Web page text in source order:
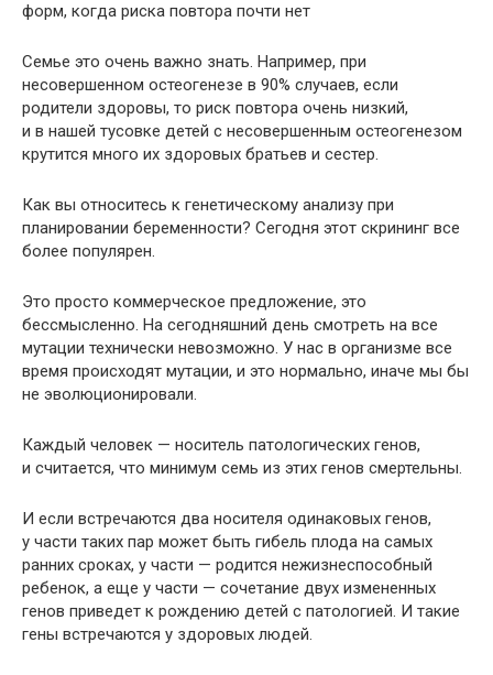
форм, когда риска повтора почти нет
Семье это очень важно знать. Например, при
несовершенном остеогенезе в 90% случаев, если
родители здоровы, то риск повтора очень низкий,
и в нашей тусовке детей с несовершенным остеогенезом
крутится много их здоровых братьев и сестер.
Как вы относитесь к генетическому анализу при
планировании беременности? Сегодня этот скрининг все
более популярен.
Это просто коммерческое предложение, это
бессмысленно. На сегодняшний день смотреть на все
мутации технически невозможно. У нас в организме все
время происходят мутации, и это нормально, иначе мы бы
не эволюционировали.
Каждый человек — носитель патологических генов,
и считается, что минимум семь из этих генов смертельны.
И если встречаются два носителя одинаковых генов,
у части таких пар может быть гибель плода на самых
ранних сроках, у части — родится нежизнеспособный
ребенок, а еще у части — сочетание двух измененных
генов приведет к рождению детей с патологией. И такие
гены встречаются у здоровых людей.